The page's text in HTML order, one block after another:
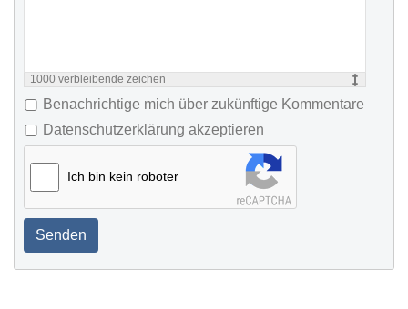
1000 verbleibende zeichen
Benachrichtige mich über zukünftige Kommentare
Datenschutzerklärung akzeptieren
Ich bin kein roboter
Senden